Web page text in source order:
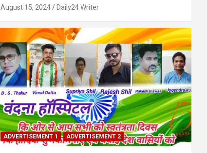
August 15, 2024 Daily24 Writer
ADVERTISEMENT 1 ADVERTISEMENT 2